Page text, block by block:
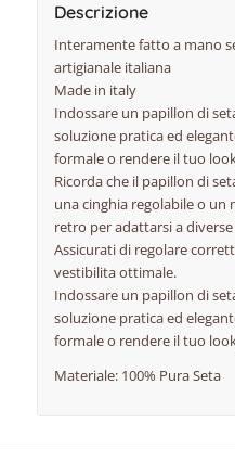
Descrizione
Interamente fatto a mano
artigianale italiana
Made in italy
Indossare un papillon di
soluzione pratica ed
formale o rendere il tuo
Ricorda che il papillon di
una cinghia regolabile o un
retro per adattarsi a
Assicurati di regolare
vestibilita ottimale.
Indossare un papillon di
soluzione pratica ed
formale o rendere il tuo
Materiale: 100% Pura Seta